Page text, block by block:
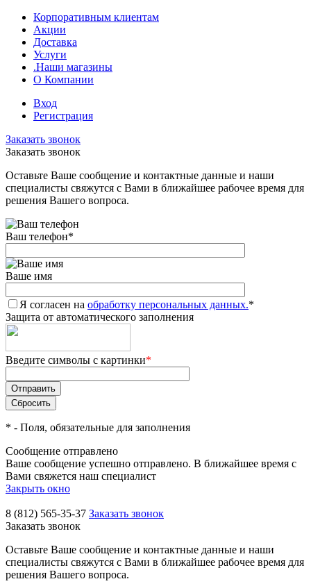
Корпоративным клиентам
Акции
Доставка
Услуги
.Наши магазины
О Компании
Вход
Регистрация
Заказать звонок
Заказать звонок
Оставьте Ваше сообщение и контактные данные и наши
специалисты свяжутся с Вами в ближайшее рабочее время для
решения Вашего вопроса.
Ваш телефон*
Ваше имя
Я согласен на обработку персональных данных.*
Защита от автоматического заполнения
Введите символы с картинки*
* - Поля, обязательные для заполнения
Сообщение отправлено
Ваше сообщение успешно отправлено. В ближайшее время с
Вами свяжется наш специалист
Закрыть окно
8 (812) 565-35-37 Заказать звонок
Заказать звонок
Оставьте Ваше сообщение и контактные данные и наши
специалисты свяжутся с Вами в ближайшее рабочее время для
решения Вашего вопроса.